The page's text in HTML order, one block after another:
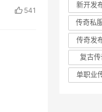
541
新开发
传奇发
复古
单职业